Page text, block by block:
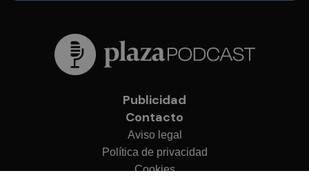
Publicidad
Contacto
Aviso legal
Política de privacidad
Cookies